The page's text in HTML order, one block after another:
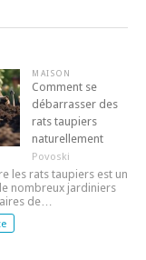
MAISON
Comment se
débarrasser des
rats taupiers
naturellement
Povoski
les rats taupiers est un
nombreux jardiniers
de…